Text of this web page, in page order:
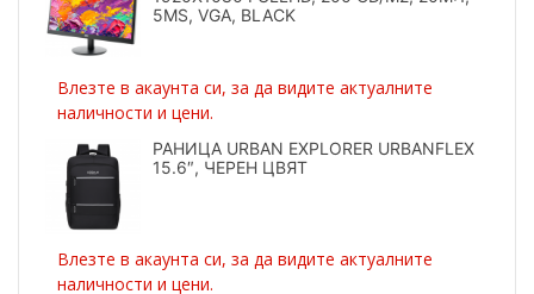
5MS, VGA, BLACK
Влезте в акаунта си, за да видите актуалните
наличности и цени.
РАНИЦА URBAN EXPLORER URBANFLEX
15.6″, ЧЕРЕН ЦВЯТ
Влезте в акаунта си, за да видите актуалните
наличности и цени.